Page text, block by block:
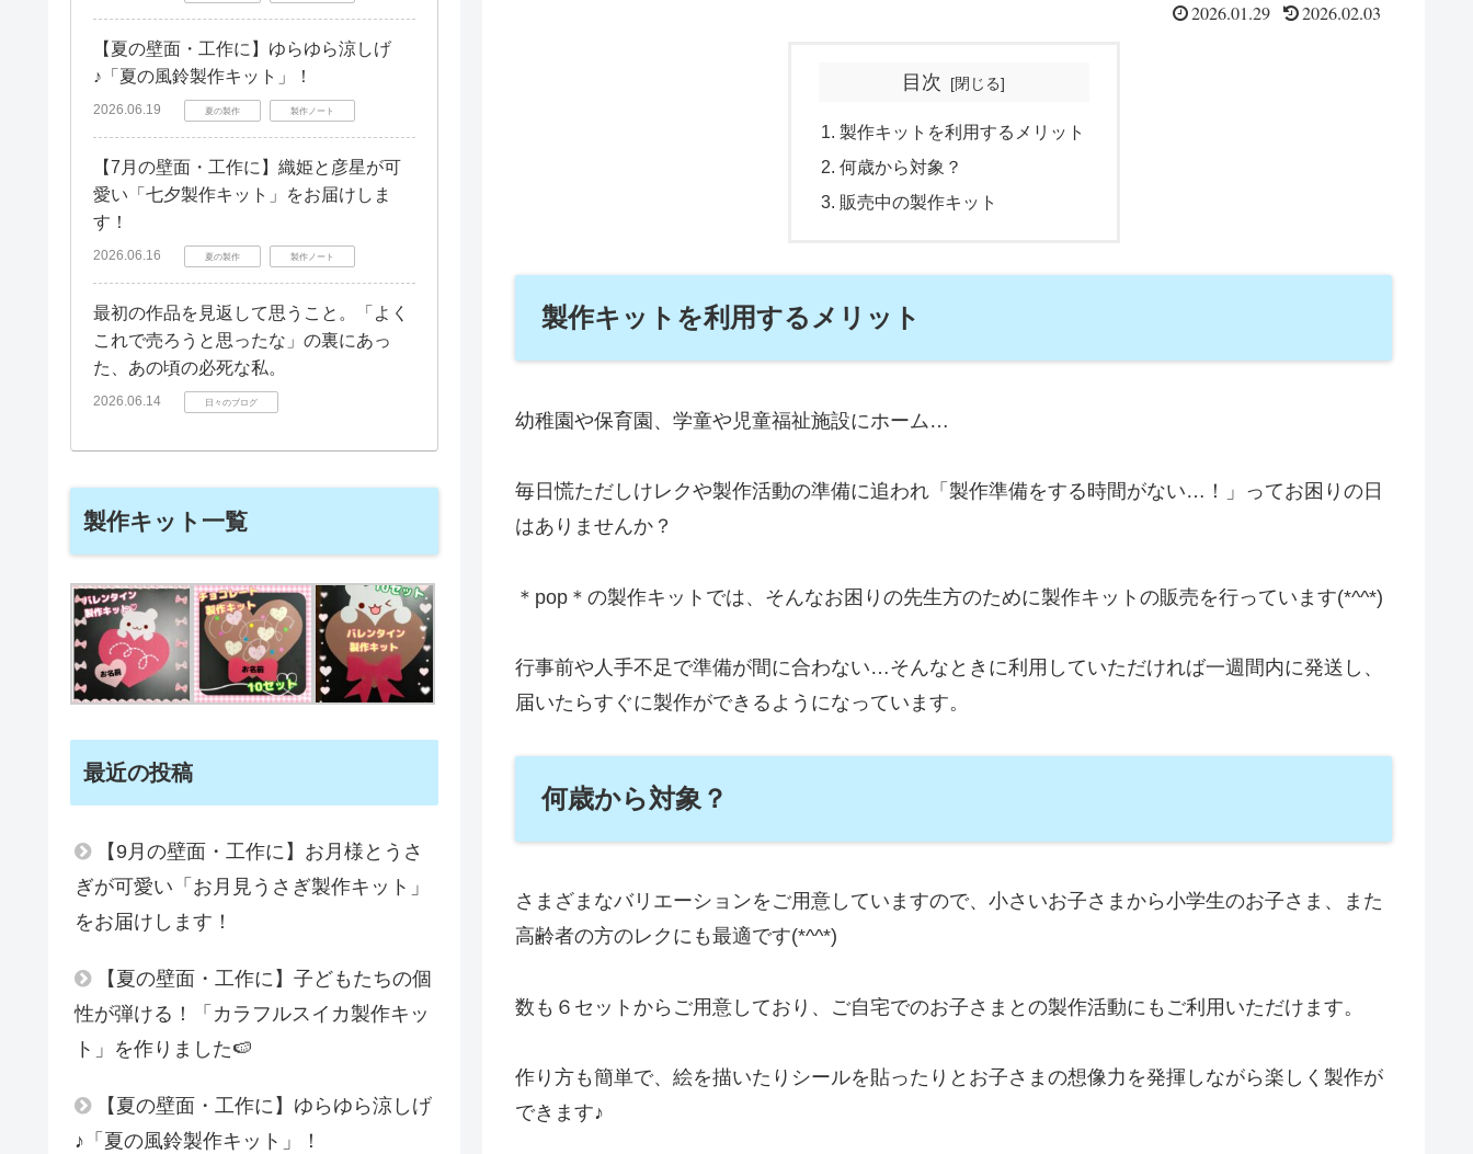
2026.01.29 2026.02.03
目次
製作キットを利用するメリット
何歳から対象？
販売中の製作キット
製作キットを利用するメリット
幼稚園や保育園、学童や児童福祉施設にホーム…
毎日慌ただしけレクや製作活動の準備に追われ「製作準備をする時間がない…！」ってお困りの日
はありませんか？
＊pop＊の製作キットでは、そんなお困りの先生方のために製作キットの販売を行っています(*^^*)
行事前や人手不足で準備が間に合わない…そんなときに利用していただければ一週間内に発送し、
届いたらすぐに製作ができるようになっています。
何歳から対象？
さまざまなバリエーションをご用意していますので、小さいお子さまから小学生のお子さま、また
高齢者の方のレクにも最適です(*^^*)
数も６セットからご用意しており、ご自宅でのお子さまとの製作活動にもご利用いただけます。
作り方も簡単で、絵を描いたりシールを貼ったりとお子さまの想像力を発揮しながら楽しく製作が
できます♪
【夏の壁面・工作に】ゆらゆら涼しげ
♪「夏の風鈴製作キット」！
2026.06.19 夏の製作 製作ノート
【7月の壁面・工作に】織姫と彦星が可
愛い「七夕製作キット」をお届けしま
す！
2026.06.16 夏の製作 製作ノート
最初の作品を見返して思うこと。「よく
これで売ろうと思ったな」の裏にあっ
た、あの頃の必死な私。
2026.06.14 日々のブログ
製作キット一覧
最近の投稿
【9月の壁面・工作に】お月様とうさ
ぎが可愛い「お月見うさぎ製作キット」
をお届けします！
【夏の壁面・工作に】子どもたちの個
性が弾ける！「カラフルスイカ製作キッ
ト」を作りました🍉
【夏の壁面・工作に】ゆらゆら涼しげ
♪「夏の風鈴製作キット」！